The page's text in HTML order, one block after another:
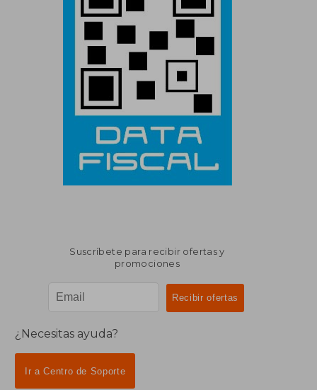
Suscríbete para recibir ofertas y
promociones
¿Necesitas ayuda?
Ir a Centro de Soporte